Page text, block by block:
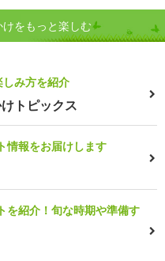
をもっと楽しむ
み方を紹介
トピックス
情報をお届けします
を紹介！旬な時期や準備す